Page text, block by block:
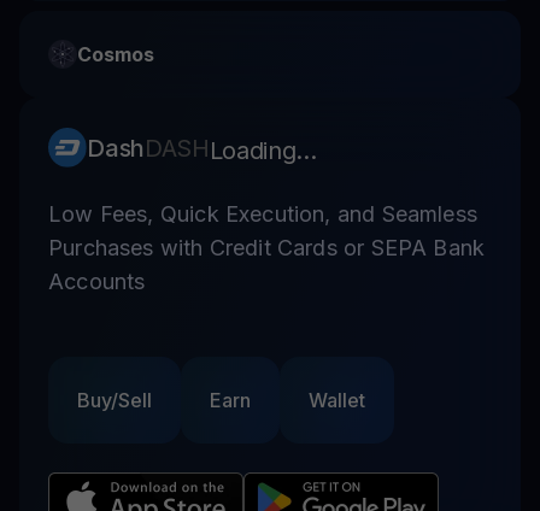
Cosmos
DashDASHLoading...
Low Fees, Quick Execution, and Seamless
Purchases with Credit Cards or SEPA Bank
Accounts
Buy/Sell Earn Wallet